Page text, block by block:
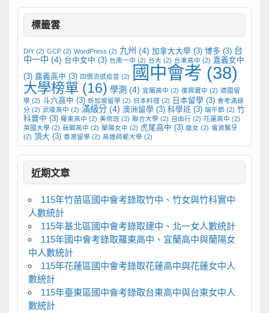
標籤雲
DIY(2) GCP(2) WordPress (2) 九州 (4) 加拿大大學 (3) 博多 (3) 台
中一中 (4) 台中女中 (3) 台南一中 (2) 台大 (2) 台東高中 (2) 嘉義女中
(3) 嘉義高中 (3) 四價流感疫苗 (2) 國中會考 (38)
大學榜單 (16) 學測 (4) 宜蘭高中 (2) 復興實中 (2) 德國留
學 (2) 斗六高中 (3) 新加坡留學 (2) 日本料理 (2) 日本留學 (3) 會考滿級
分(2) 武陵高中 (2) 滿級分(4) 澳洲留學 (3) 科學班 (3) 端午節(2) 竹
科實中 (3) 羅東高中 (2) 美術班 (2) 聯合大學 (2) 自由行(2) 花蓮高中 (2)
英國大學 (2) 薇閣高中 (2) 蘭陽女中 (2) 虎尾高中 (3) 雄女 (2) 電資醫牙
(2)
頂大 (3) 香港留學 (2) 高雄師範大學 (2)
近期文章
115年竹苗區國中會考錄取竹中、竹女與竹科實中
人數統計
115年基北區國中會考錄取建中、北一女人數統計
115年國中會考錄取羅東高中、宜蘭高中與蘭陽女
中人數統計
115年花蓮區國中會考錄取花蓮高中與花蓮女中人
數統計
115年臺東區國中會考錄取台東高中與台東女中人
數統計